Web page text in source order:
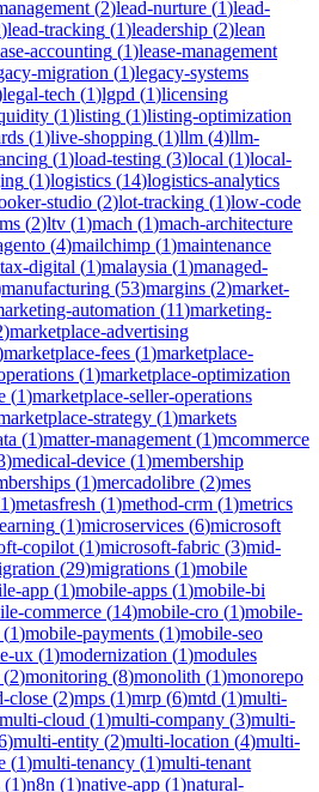
(2)lead-nurture (1)lead-
)lead-tracking (1)leadership (2)lean
accounting (1)lease-management
migration (1)legacy-systems
legal-tech (1)lgpd (1)licensing
(1)listing (1)listing-optimization
(1)live-shopping (1)llm (4)llm-
(1)load-testing (3)local (1)local-
(1)logistics (14)logistics-analytics
studio (2)lot-tracking (1)low-code
(2)ltv (1)mach (1)mach-architecture
(4)mailchimp (1)maintenance
digital (1)malaysia (1)managed-
manufacturing (53)margins (2)market-
automation (11)marketing-
)marketplace-advertising
marketplace-fees (1)marketplace-
(1)marketplace-optimization
(1)marketplace-seller-operations
strategy (1)markets
(1)matter-management (1)mcommerce
)medical-device (1)membership
(1)mercadolibre (2)mes
1)metasfresh (1)method-crm (1)metrics
(1)microservices (6)microsoft
copilot (1)microsoft-fabric (3)mid-
(29)migrations (1)mobile
app (1)mobile-apps (1)mobile-bi
commerce (14)mobile-cro (1)mobile-
(1)mobile-payments (1)mobile-seo
ux (1)modernization (1)modules
(2)monitoring (8)monolith (1)monorepo
close (2)mps (1)mrp (6)mtd (1)multi-
multi-cloud (1)multi-company (3)multi-
)multi-entity (2)multi-location (4)multi-
(1)multi-tenancy (1)multi-tenant
(1)n8n (1)native-app (1)natural-